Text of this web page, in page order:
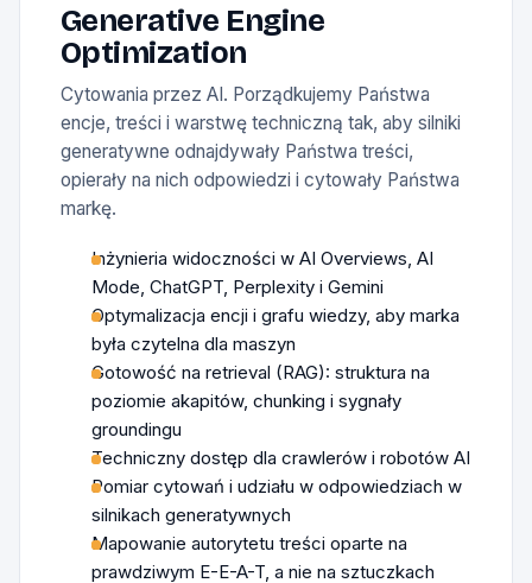
Generative Engine
Optimization
Cytowania przez AI. Porządkujemy Państwa
encje, treści i warstwę techniczną tak, aby silniki
generatywne odnajdywały Państwa treści,
opierały na nich odpowiedzi i cytowały Państwa
markę.
Inżynieria widoczności w AI Overviews, AI
Mode, ChatGPT, Perplexity i Gemini
Optymalizacja encji i grafu wiedzy, aby marka
była czytelna dla maszyn
Gotowość na retrieval (RAG): struktura na
poziomie akapitów, chunking i sygnały
groundingu
Techniczny dostęp dla crawlerów i robotów AI
Pomiar cytowań i udziału w odpowiedziach w
silnikach generatywnych
Mapowanie autorytetu treści oparte na
prawdziwym E-E-A-T, a nie na sztuczkach